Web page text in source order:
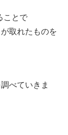
ことで
取れたものを
べていきま